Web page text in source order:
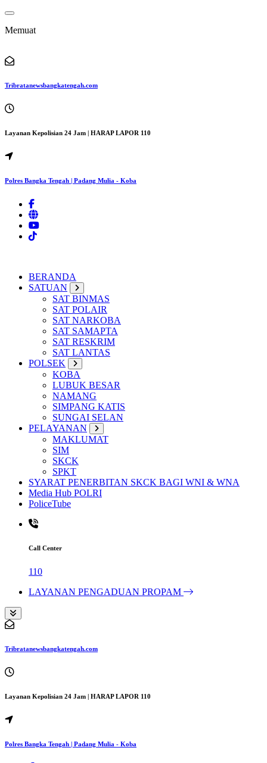
Lewati
konten
Memuat
Tribratanewsbangkatengah.com
Layanan Kepolisian 24 Jam | HARAP LAPOR 110
Polres Bangka Tengah | Padang Mulia - Koba
BERANDA
SATUAN
SAT BINMAS
SAT POLAIR
SAT NARKOBA
SAT SAMAPTA
SAT RESKRIM
SAT LANTAS
POLSEK
KOBA
LUBUK BESAR
NAMANG
SIMPANG KATIS
SUNGAI SELAN
PELAYANAN
MAKLUMAT
SIM
SKCK
SPKT
SYARAT PENERBITAN SKCK BAGI WNI & WNA
Media Hub POLRI
PoliceTube
Call Center
110
LAYANAN PENGADUAN PROPAM
Tribratanewsbangkatengah.com
Layanan Kepolisian 24 Jam | HARAP LAPOR 110
Polres Bangka Tengah | Padang Mulia - Koba